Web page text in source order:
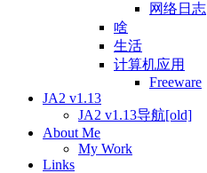
网络日志
啥
生活
计算机应用
Freeware
JA2 v1.13
JA2 v1.13导航[old]
About Me
My Work
Links